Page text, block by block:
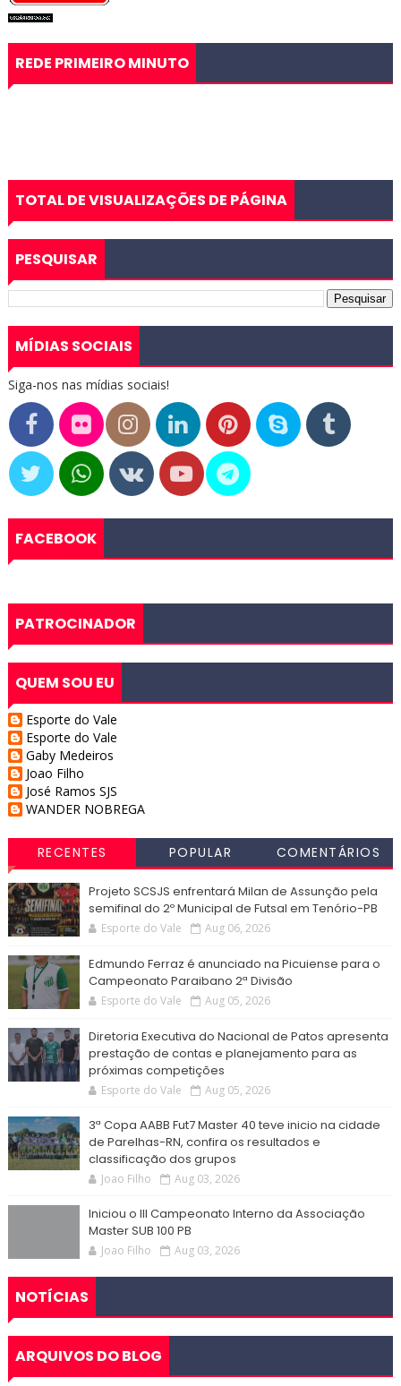
REDE PRIMEIRO MINUTO
TOTAL DE VISUALIZAÇÕES DE PÁGINA
PESQUISAR
MÍDIAS SOCIAIS
Siga-nos nas mídias sociais!
FACEBOOK
PATROCINADOR
QUEM SOU EU
Esporte do Vale
Esporte do Vale
Gaby Medeiros
Joao Filho
José Ramos SJS
WANDER NOBREGA
RECENTES POPULAR COMENTÁRIOS
Projeto SCSJS enfrentará Milan de Assunção pela
semifinal do 2º Municipal de Futsal em Tenório-PB
Esporte do Vale Aug 06, 2026
Edmundo Ferraz é anunciado na Picuiense para o
Campeonato Paraibano 2ª Divisão
Esporte do Vale Aug 05, 2026
Diretoria Executiva do Nacional de Patos apresenta
prestação de contas e planejamento para as
próximas competições
Esporte do Vale Aug 05, 2026
3ª Copa AABB Fut7 Master 40 teve inicio na cidade
de Parelhas-RN, confira os resultados e
classificação dos grupos
Joao Filho Aug 03, 2026
Iniciou o III Campeonato Interno da Associação
Master SUB 100 PB
Joao Filho Aug 03, 2026
NOTÍCIAS
ARQUIVOS DO BLOG